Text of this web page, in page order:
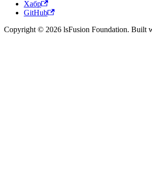
Хабр
GitHub
Copyright © 2026 lsFusion Foundation. Built